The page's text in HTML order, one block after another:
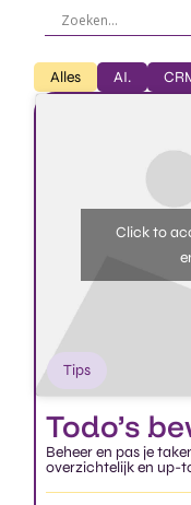
AI.
Alles
Click to
Tips
Todo’s
Beheer en pas je
overzichtelijk en up-